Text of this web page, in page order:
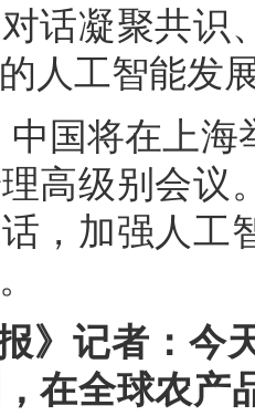
话凝聚共识
人工智能发
中国将在上海
高级别会议
，加强人工
报》记者：今
在全球农产